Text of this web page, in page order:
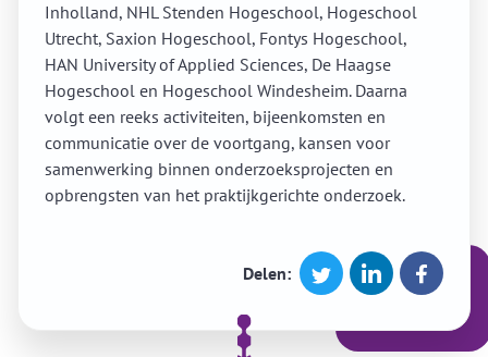
Inholland, NHL Stenden Hogeschool, Hogeschool
Utrecht, Saxion Hogeschool, Fontys Hogeschool,
HAN University of Applied Sciences, De Haagse
Hogeschool en Hogeschool Windesheim. Daarna
volgt een reeks activiteiten, bijeenkomsten en
communicatie over de voortgang, kansen voor
samenwerking binnen onderzoeksprojecten en
opbrengsten van het praktijkgerichte onderzoek.
Delen: